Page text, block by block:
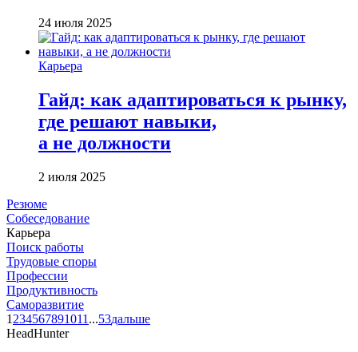
24 июля 2025
Карьера
Гайд: как адаптироваться к рынку,
где решают навыки,
а не должности
2 июля 2025
Резюме
Собеседование
Карьера
Поиск работы
Трудовые споры
Профессии
Продуктивность
Саморазвитие
1 234567891011 ...53дальше
HeadHunter